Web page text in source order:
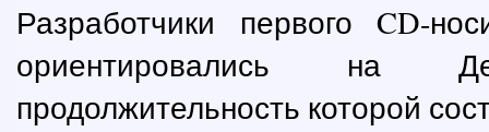
Разработчики первого CD-
ориентировались на
продолжительность которой